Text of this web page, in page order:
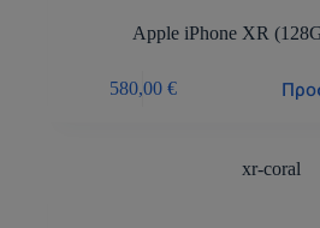
Apple iPhone XR
580,00 €